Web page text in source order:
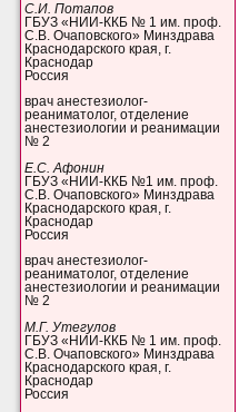
С.И. Потапов
ГБУЗ «НИИ-ККБ № 1 им. проф.
С.В. Очаповского» Минздрава
Краснодарского края, г.
Краснодар
Россия
врач анестезиолог-
реаниматолог, отделение
анестезиологии и реанимации
№ 2
Е.С. Афонин
ГБУЗ «НИИ-ККБ №1 им. проф.
С.В. Очаповского» Минздрава
Краснодарского края, г.
Краснодар
Россия
врач анестезиолог-
реаниматолог, отделение
анестезиологии и реанимации
№ 2
М.Г. Утегулов
ГБУЗ «НИИ-ККБ № 1 им. проф.
С.В. Очаповского» Минздрава
Краснодарского края, г.
Краснодар
Россия